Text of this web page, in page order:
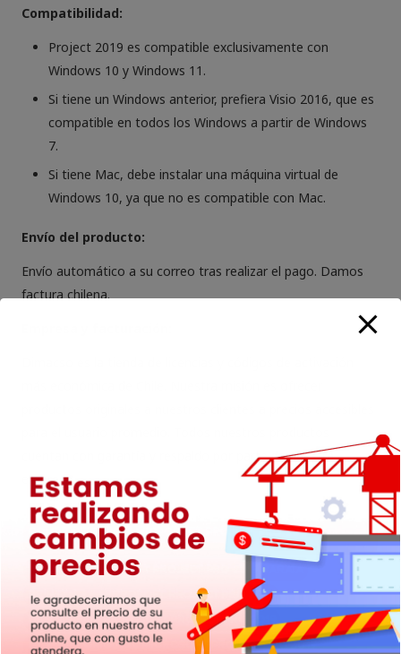
Compatibilidad:
Project 2019 es compatible exclusivamente con
Windows 10 y Windows 11.
Si tiene un Windows anterior, prefiera Visio 2016, que es
compatible en todos los Windows a partir de Windows
7.
Si tiene Mac, debe instalar una máquina virtual de
Windows 10, ya que no es compatible con Mac.
Envío del producto:
Envío automático a su correo tras realizar el pago. Damos
factura chilena.
cuentan con garantía y respaldo por parte de nuestra
empresa.
Compra Licencia Microsoft Project Pro 2019
Reinstalable
Licencia Microsoft Project Pro 2019 barata
Reinstalar Microsoft Project Pro 2019
Descargar Microsoft Project Pro 2019
Licencia original Microsoft Project Pro 2019